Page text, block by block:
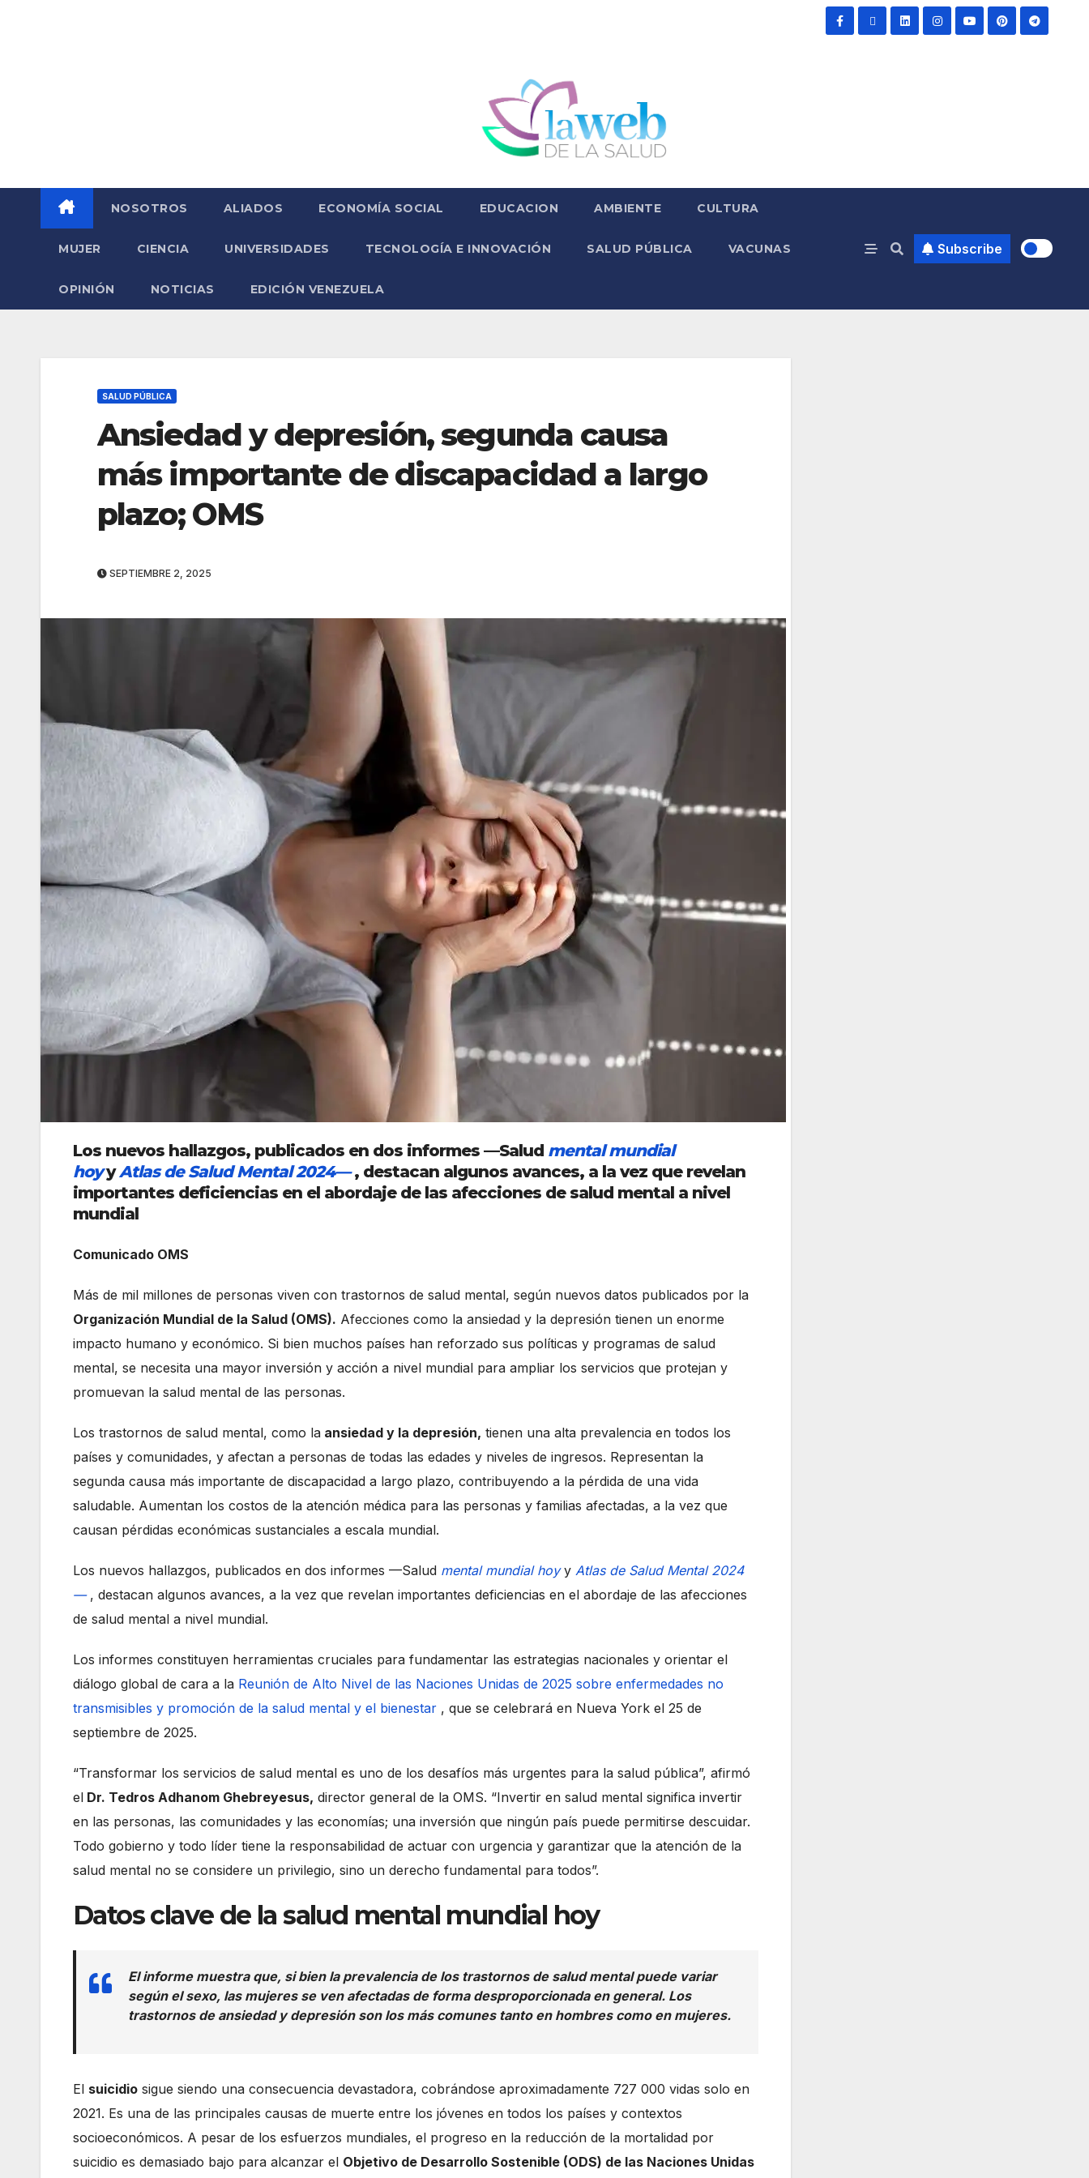
NOSOTROS ALIADOS ECONOMÍA SOCIAL EDUCACION AMBIENTE CULTURA
MUJER CIENCIA UNIVERSIDADES TECNOLOGÍA E INNOVACIÓN SALUD PÚBLICA VACUNAS
OPINIÓN NOTICIAS EDICIÓN VENEZUELA
Subscribe
SALUD PÚBLICA
Ansiedad y depresión, segunda causa
más importante de discapacidad a largo
plazo; OMS
SEPTIEMBRE 2, 2025
Los nuevos hallazgos, publicados en dos informes —Salud mental mundial
hoyyAtlas de Salud Mental 2024— , destacan algunos avances, a la vez que revelan
importantes deficiencias en el abordaje de las afecciones de salud mental a nivel
mundial
Comunicado OMS
Más de mil millones de personas viven con trastornos de salud mental, según nuevos datos publicados por la
Organización Mundial de la Salud (OMS). Afecciones como la ansiedad y la depresión tienen un enorme
impacto humano y económico. Si bien muchos países han reforzado sus políticas y programas de salud
mental, se necesita una mayor inversión y acción a nivel mundial para ampliar los servicios que protejan y
promuevan la salud mental de las personas.
Los trastornos de salud mental, como la ansiedad y la depresión, tienen una alta prevalencia en todos los
países y comunidades, y afectan a personas de todas las edades y niveles de ingresos. Representan la
segunda causa más importante de discapacidad a largo plazo, contribuyendo a la pérdida de una vida
saludable. Aumentan los costos de la atención médica para las personas y familias afectadas, a la vez que
causan pérdidas económicas sustanciales a escala mundial.
Los nuevos hallazgos, publicados en dos informes —Salud mental mundial hoyy Atlas de Salud Mental 2024
— , destacan algunos avances, a la vez que revelan importantes deficiencias en el abordaje de las afecciones
de salud mental a nivel mundial.
Los informes constituyen herramientas cruciales para fundamentar las estrategias nacionales y orientar el
diálogo global de cara a la Reunión de Alto Nivel de las Naciones Unidas de 2025 sobre enfermedades no
transmisibles y promoción de la salud mental y el bienestar , que se celebrará en Nueva York el 25 de
septiembre de 2025.
“Transformar los servicios de salud mental es uno de los desafíos más urgentes para la salud pública”, afirmó
el Dr. Tedros Adhanom Ghebreyesus, director general de la OMS. “Invertir en salud mental significa invertir
en las personas, las comunidades y las economías; una inversión que ningún país puede permitirse descuidar.
Todo gobierno y todo líder tiene la responsabilidad de actuar con urgencia y garantizar que la atención de la
salud mental no se considere un privilegio, sino un derecho fundamental para todos”.
Datos clave de la salud mental mundial hoy
El informe muestra que, si bien la prevalencia de los trastornos de salud mental puede variar
según el sexo, las mujeres se ven afectadas de forma desproporcionada en general. Los
trastornos de ansiedad y depresión son los más comunes tanto en hombres como en mujeres.
El suicidio sigue siendo una consecuencia devastadora, cobrándose aproximadamente 727 000 vidas solo en
2021. Es una de las principales causas de muerte entre los jóvenes en todos los países y contextos
socioeconómicos. A pesar de los esfuerzos mundiales, el progreso en la reducción de la mortalidad por
suicidio es demasiado bajo para alcanzar el Objetivo de Desarrollo Sostenible (ODS) de las Naciones Unidas